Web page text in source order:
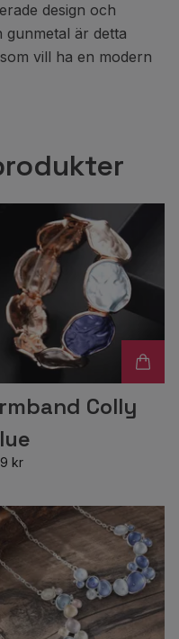
design och
gunmetal är detta
vill ha en modern
Colly
kr